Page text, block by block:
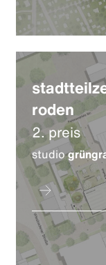
roden
2. preis
studio